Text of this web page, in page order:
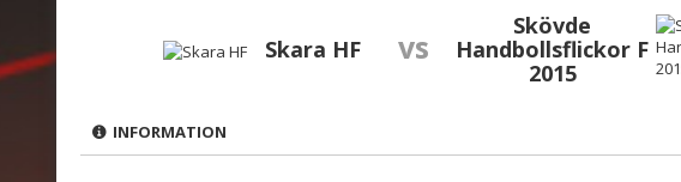
Skara HF vs
Skövde
Handbollsflickor F
2015
INFORMATION